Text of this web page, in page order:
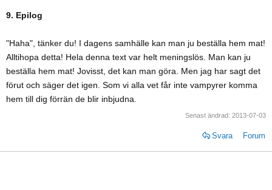
9. Epilog
"Haha", tänker du! I dagens samhälle kan man ju beställa hem mat!
Alltihopa detta! Hela denna text var helt meningslös. Man kan ju
beställa hem mat! Jovisst, det kan man göra. Men jag har sagt det
förut och säger det igen. Som vi alla vet får inte vampyrer komma
hem till dig förrän de blir inbjudna.
Senast ändrad: 2013-07-03
Svara Forum